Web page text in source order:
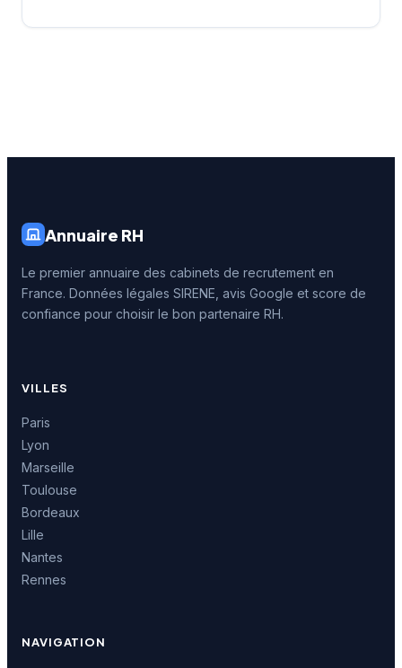
Annuaire RH
Le premier annuaire des cabinets de recrutement en
France. Données légales SIRENE, avis Google et score de
confiance pour choisir le bon partenaire RH.
VILLES
Paris
Lyon
Marseille
Toulouse
Bordeaux
Lille
Nantes
Rennes
NAVIGATION